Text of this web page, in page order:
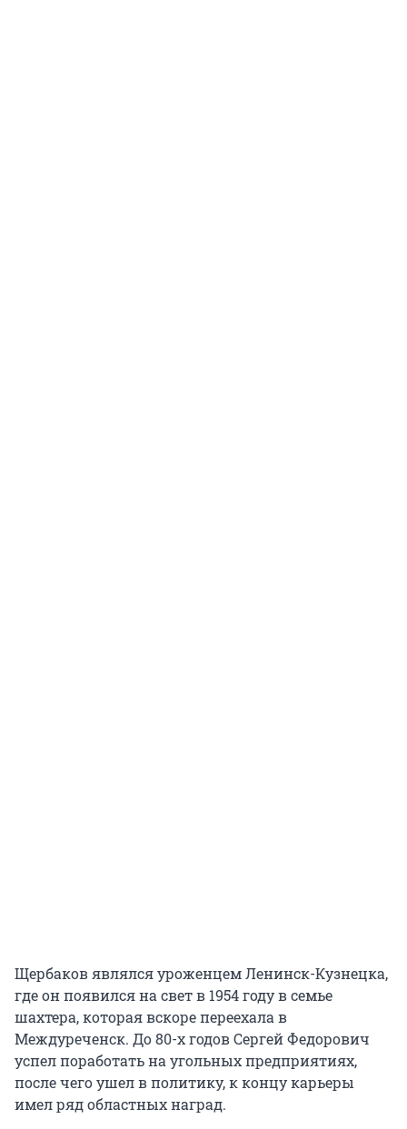
Щербаков являлся уроженцем Ленинск-Кузнецка,
где он появился на свет в 1954 году в семье
шахтера, которая вскоре переехала в
Междуреченск. До 80-х годов Сергей Федорович
успел поработать на угольных предприятиях,
после чего ушел в политику, к концу карьеры
имел ряд областных наград.